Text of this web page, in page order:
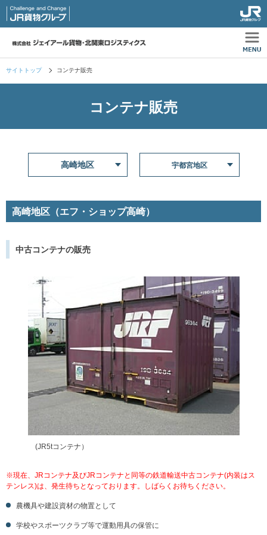
サイトトップ コンテナ販売
コンテナ販売
高崎地区 宇都宮地区
高崎地区（エフ・ショップ高崎）
中古コンテナの販売
※現在、JRコンテナ及びJRコンテナと同等の鉄道輸送中古コンテナ(内装はス
テンレス)は、発生待ちとなっております。しばらくお待ちください。
農機具や建設資材の物置として
学校やスポーツクラブ等で運動用具の保管に
(JR5tコンテナ）